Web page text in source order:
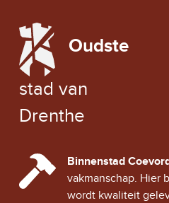
LOCAL WEATHER
Oudste
stad van
Drenthe
CINDY CITY HALL Binnenstad
vakmanschap. Hier
wordt kwaliteit